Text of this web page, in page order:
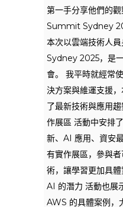
第一手分享他們的
Summit Sydney
本次以雲端技術人
Sydney 2025，是
會。 我平時就經常
決方案與維運支援
了最新技術與應用
作展區 活動中安排
新、AI 應用、資安
有實作展區，參與
術，讓學習更加具
AI 的潛力 活動也展
AWS 的具體案例，